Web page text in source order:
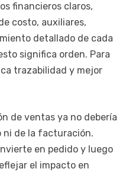
financieros claros,
costo, auxiliares,
detallado de cada
significa orden. Para
trazabilidad y mejor
de ventas ya no debería
ni de la facturación.
en pedido y luego
el impacto en